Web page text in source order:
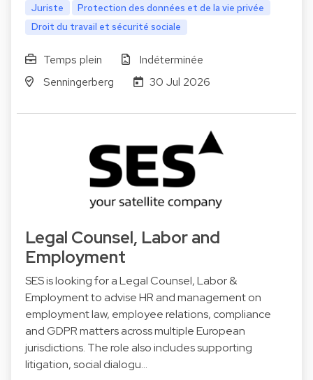
Juriste
Protection des données et de la vie privée
Droit du travail et sécurité sociale
Temps plein
Indéterminée
Senningerberg
30 Jul 2026
Legal Counsel, Labor and
Employment
SES is looking for a Legal Counsel, Labor &
Employment to advise HR and management on
employment law, employee relations, compliance
and GDPR matters across multiple European
jurisdictions. The role also includes supporting
litigation, social dialogu…